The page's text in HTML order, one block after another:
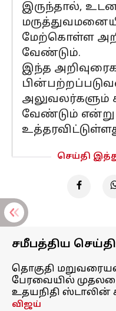
இருந்தால்,
மேற்கொள்ள
வேண்டும்.
இந்த
வேண்டும் என்று
செய்தி
சமீபத்திய
தொகுதி
பேரவையில்
உதயநிதி ஸ்டாலின்
விஜய்